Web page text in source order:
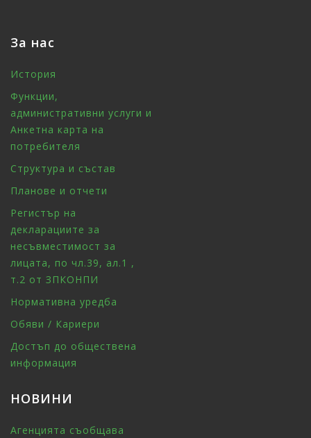
За нас
История
Функции,
административни услуги и
Анкетна карта на
потребителя
Структура и състав
Планове и отчети
Регистър на
декларациите за
несъвместимост за
лицата, по чл.39, ал.1 ,
т.2 от ЗПКОНПИ
Нормативна уредба
Обяви / Кариери
Достъп до обществена
информация
НОВИНИ
Агенцията съобщава